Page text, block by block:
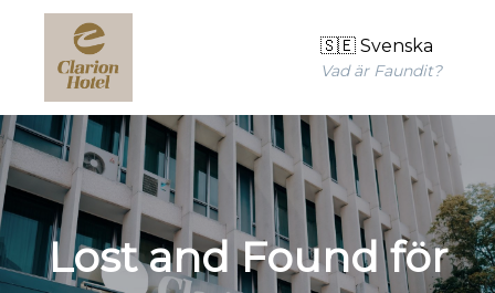
🇸🇪 Svenska
Vad är Faundit?
Lost and Found för